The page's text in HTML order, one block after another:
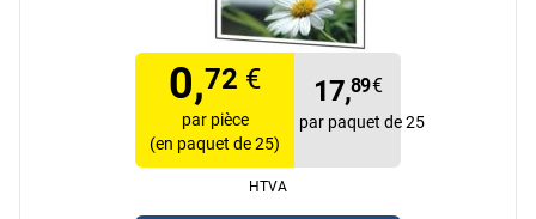
0,72 €
par pièce
(en paquet de 25)
17,89€
par paquet de 25
HTVA